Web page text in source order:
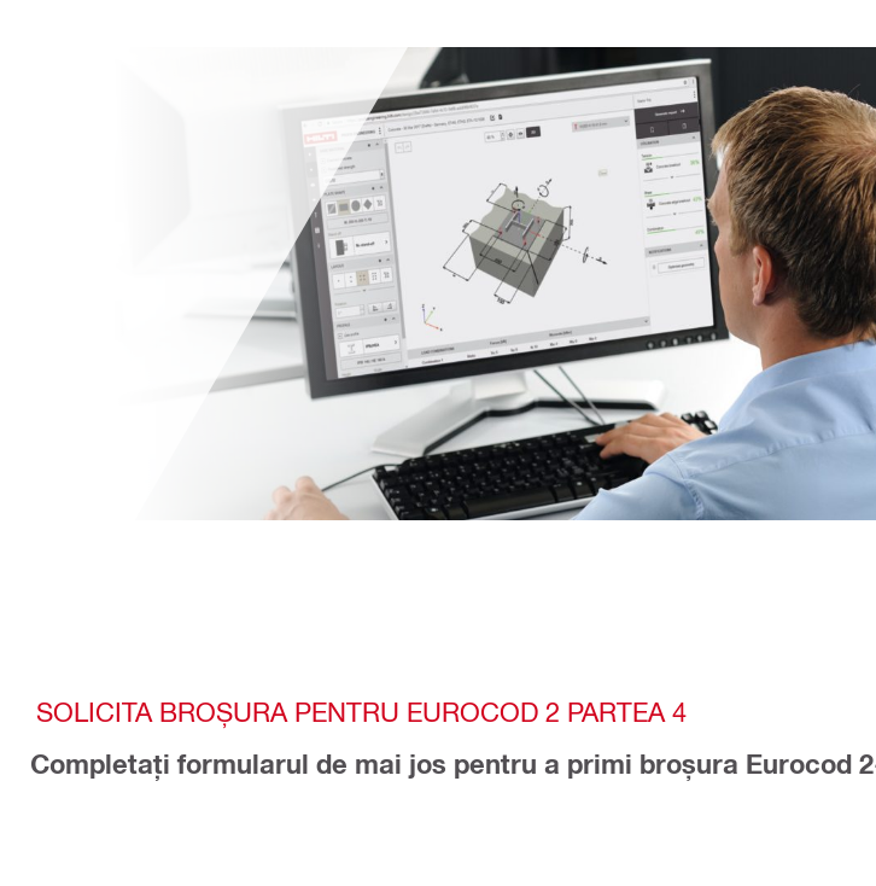
SOLICITA BROȘURA PENTRU EUROCOD 2 PARTEA 4
Completați formularul de mai jos pentru a primi broșura Eurocod